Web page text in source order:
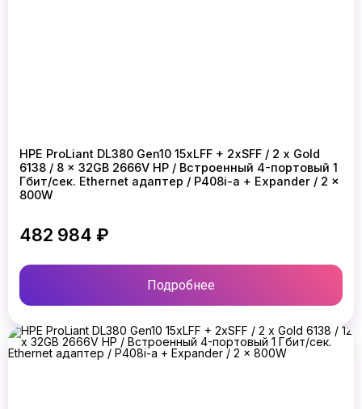
HPE ProLiant DL380 Gen10 15xLFF + 2xSFF / 2 x Gold
6138 / 8 x 32GB 2666V HP / Встроенный 4-портовый 1
Гбит/сек. Ethernet адаптер / P408i-a + Expander / 2 x
800W
482 984 ₽
Подробнее